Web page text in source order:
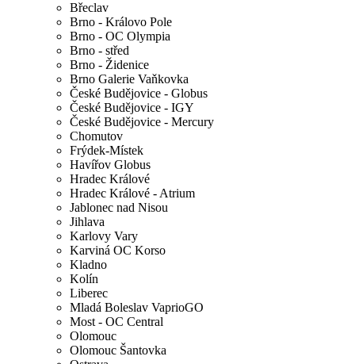
Břeclav
Brno - Královo Pole
Brno - OC Olympia
Brno - střed
Brno - Židenice
Brno Galerie Vaňkovka
České Budějovice - Globus
České Budějovice - IGY
České Budějovice - Mercury
Chomutov
Frýdek-Místek
Havířov Globus
Hradec Králové
Hradec Králové - Atrium
Jablonec nad Nisou
Jihlava
Karlovy Vary
Karviná OC Korso
Kladno
Kolín
Liberec
Mladá Boleslav VaprioGO
Most - OC Central
Olomouc
Olomouc Šantovka